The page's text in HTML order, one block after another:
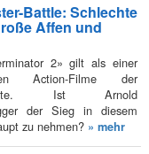
Battle: Schlechte
Affen und
2» gilt als einer
Action-Filme der
Ist Arnold
der Sieg in diesem
zu nehmen? » mehr